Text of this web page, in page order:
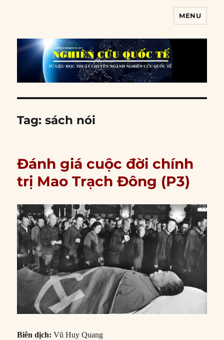
MENU
Tag:sách nói
Đánh giá cuộc đời chính
trị Mao Trạch Đông (P3)
Biên dịch: Vũ Huy Quang